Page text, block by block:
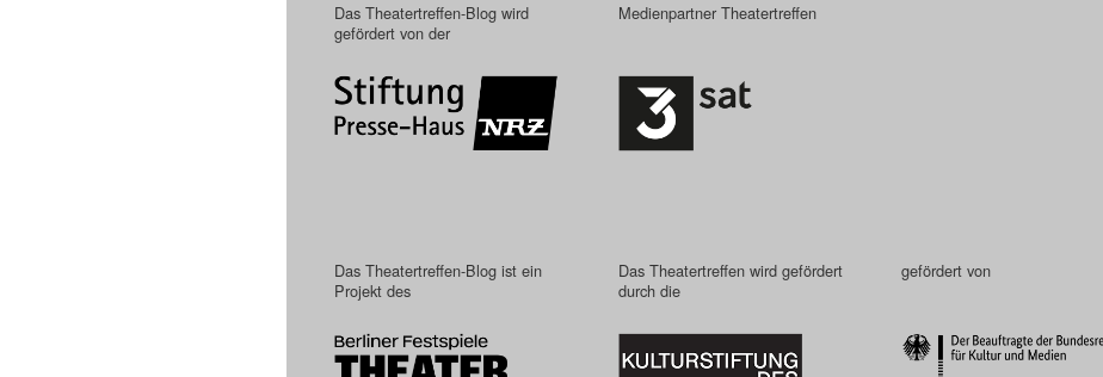
Das Theatertreffen-Blog wird
gefördert von der
Medienpartner Theatertreffen
Das Theatertreffen-Blog ist ein
Projekt des
Das Theatertreffen wird gefördert
durch die
gefördert von